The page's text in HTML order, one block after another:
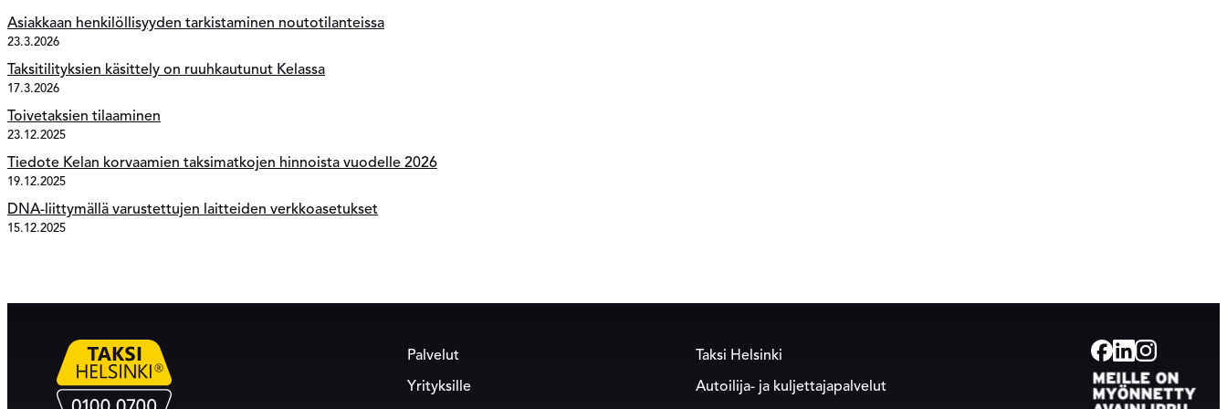
Asiakkaan henkilöllisyyden tarkistaminen noutotilanteissa
23.3.2026
Taksitilityksien käsittely on ruuhkautunut Kelassa
17.3.2026
Toivetaksien tilaaminen
23.12.2025
Tiedote Kelan korvaamien taksimatkojen hinnoista vuodelle 2026
19.12.2025
DNA-liittymällä varustettujen laitteiden verkkoasetukset
15.12.2025
Palvelut
Yrityksille
Taksi Helsinki
Autoilija- ja kuljettajapalvelut
Facebook
LinkedinInstagram